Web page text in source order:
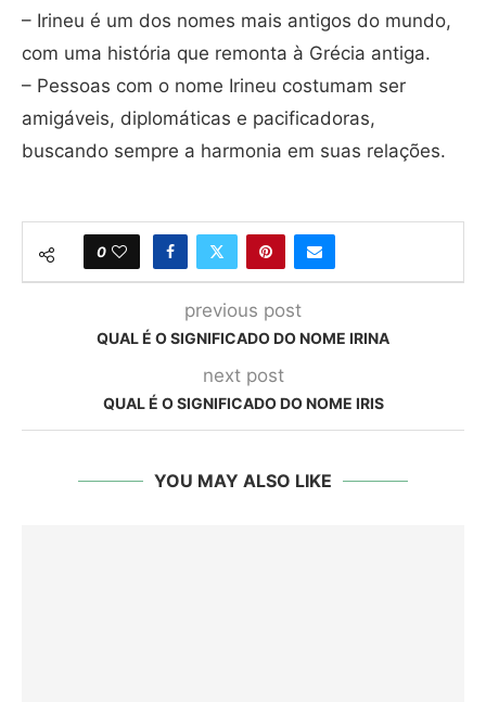
– Irineu é um dos nomes mais antigos do mundo,
com uma história que remonta à Grécia antiga.
– Pessoas com o nome Irineu costumam ser
amigáveis, diplomáticas e pacificadoras,
buscando sempre a harmonia em suas relações.
0
previous post
QUAL É O SIGNIFICADO DO NOME IRINA
next post
QUAL É O SIGNIFICADO DO NOME IRIS
YOU MAY ALSO LIKE